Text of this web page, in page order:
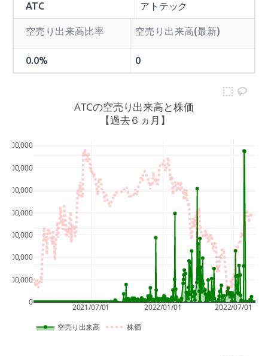
ATC アトテック
空売り出来高比率 空売り出来高(最新)
0.0% 0
2021/07/01 2022/01/01 2022/07/01
0
200,000
400,000
600,000
800,000
1,000,000
1,200,000
1,400,000
空売り出来高 株価
ATCの空売り出来高と株価
【過去６ヵ月】